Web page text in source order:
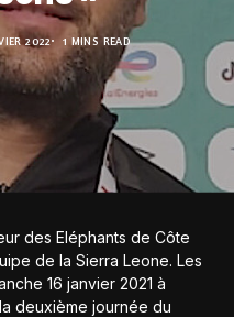
2022 1 MINS READ
des Eléphants de Côte
de la Sierra Leone. Les
16 janvier 2021 à
deuxième journée du